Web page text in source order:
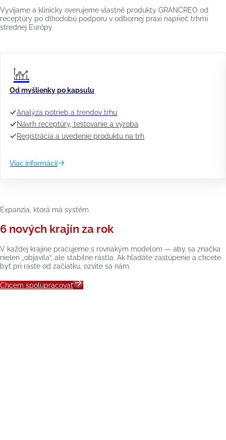
Vyvíjame a klinicky overujeme vlastné produkty GRANCREO od
receptúry po dlhodobú podporu v odbornej praxi naprieč trhmi
strednej Európy
Od myšlienky po kapsulu
Analýza potrieb a trendov trhu
Návrh receptúry, testovanie a výroba
Registrácia a uvedenie produktu na trh
Viac informácií
Expanzia, ktorá má systém
6 nových krajín za rok
V každej krajine pracujeme s rovnakým modelom — aby sa značka
nielen „objavila“, ale stabilne rástla. Ak hľadáte zastúpenie a chcete
byť pri raste od začiatku, ozvite sa nám.
Chcem spolupracovať